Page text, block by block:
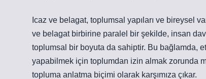
Icaz ve belagat, toplumsal yapıları ve bireysel
ve belagat birbirine paralel bir şekilde, insan
toplumsal bir boyuta da sahiptir. Bu bağlamda,
yapabilmek için toplumdan izin almak zorunda
topluma anlatma biçimi olarak karşımıza çıkar.